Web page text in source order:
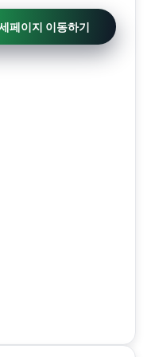
페이지 이동하기